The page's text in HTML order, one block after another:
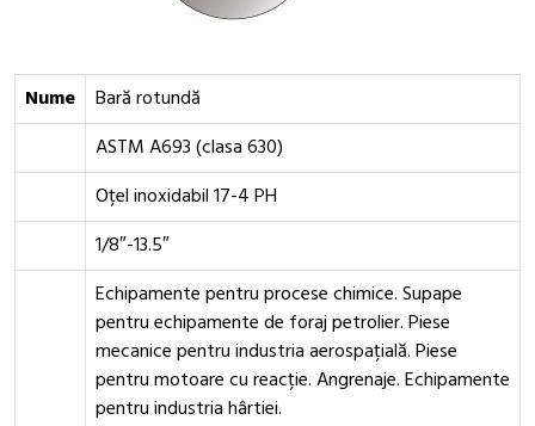
Nume
Bară rotundă
ASTM A693 (clasa 630)
Oțel inoxidabil 17-4 PH
1/8″-13.5″
Echipamente pentru procese chimice. Supape
pentru echipamente de foraj petrolier. Piese
mecanice pentru industria aerospațială. Piese
pentru motoare cu reacție. Angrenaje. Echipamente
pentru industria hârtiei.